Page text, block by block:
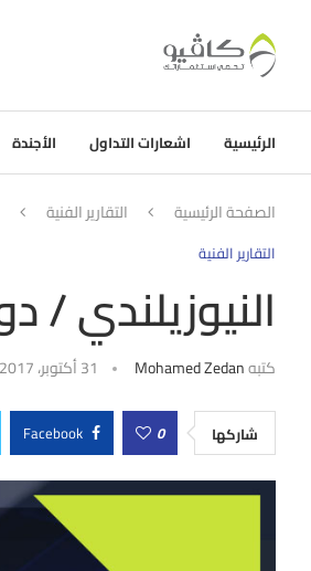
الرئيسية اشعارات التداول الأجندة
الصفحة الرئيسية التقارير الفنية
التقارير الفنية
النيوزيلندي /
كتبهMohamed Zedan 31 أكتوبر، 2017
شاركها 0
Facebook